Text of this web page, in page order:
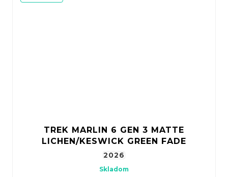
TREK MARLIN 6 GEN 3 MATTE
LICHEN/KESWICK GREEN FADE
2026
Skladom